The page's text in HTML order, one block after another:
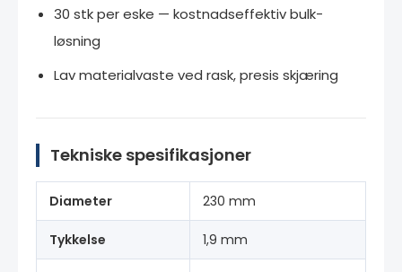
30 stk per eske — kostnadseffektiv bulk-
løsning
Lav materialvaste ved rask, presis skjæring
Tekniske spesifikasjoner
Diameter 230 mm
Tykkelse 1,9 mm